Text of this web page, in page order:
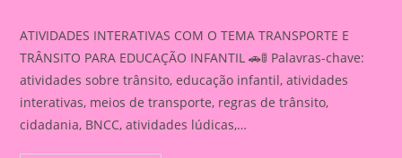
ATIVIDADES INTERATIVAS COM O TEMA TRANSPORTE E
TRÂNSITO PARA EDUCAÇÃO INFANTIL 🚗🚦 Palavras-chave:
atividades sobre trânsito, educação infantil, atividades
interativas, meios de transporte, regras de trânsito,
cidadania, BNCC, atividades lúdicas,…